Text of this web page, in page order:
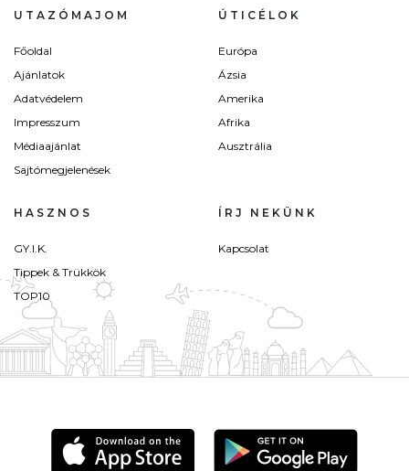
UTAZÓMAJOM
Főoldal
Ajánlatok
Adatvédelem
Impresszum
Médiaajánlat
Sajtómegjelenések
ÚTICÉLOK
Európa
Ázsia
Amerika
Afrika
Ausztrália
HASZNOS
GY.I.K.
Tippek & Trükkök
TOP10
ÍRJ NEKÜNK
Kapcsolat